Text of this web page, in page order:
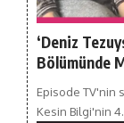
‘Deniz
Bölümünde
Episode TV'nin
Kesin Bilgi'nin